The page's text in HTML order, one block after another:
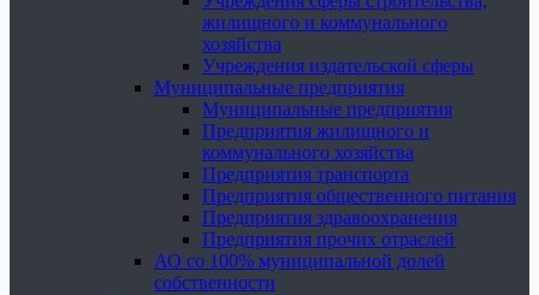
жилищного и коммунального
хозяйства
Учреждения издательской сферы
Муниципальные предприятия
Муниципальные предприятия
Предприятия жилищного и
коммунального хозяйства
Предприятия транспорта
Предприятия общественного питания
Предприятия здравоохранения
Предприятия прочих отраслей
АО со 100% муниципальной долей
собственности